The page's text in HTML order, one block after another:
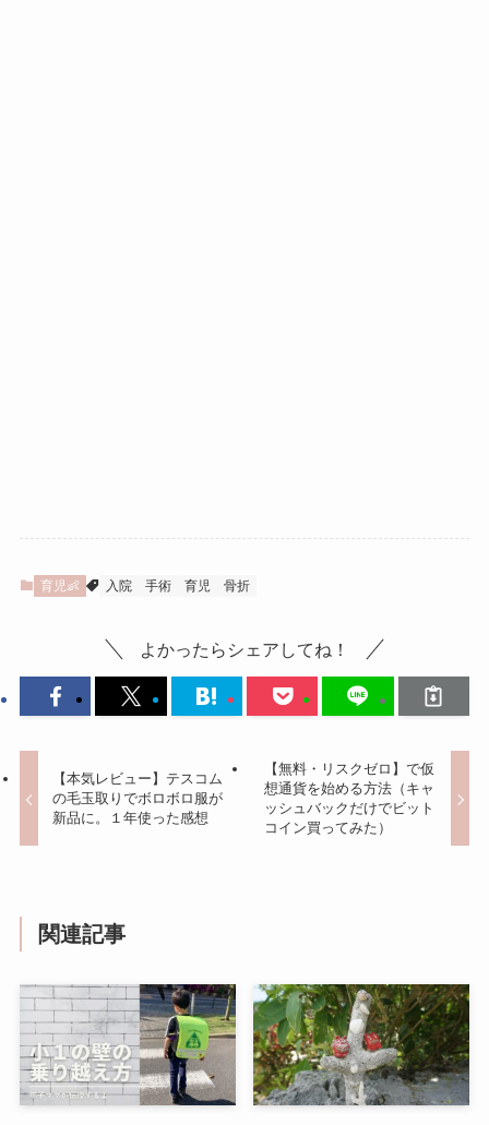
育児👶 入院 手術 育児 骨折
よかったらシェアしてね！
【本気レビュー】テスコム
の毛玉取りでボロボロ服が
新品に。１年使った感想
【無料・リスクゼロ】で仮
想通貨を始める方法（キャ
ッシュバックだけでビット
コイン買ってみた）
関連記事